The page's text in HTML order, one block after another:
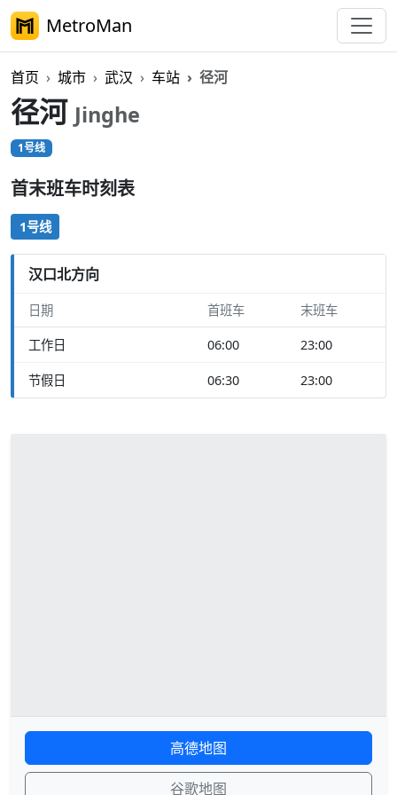
MetroMan
首页 城市 武汉 车站 径河
径河 Jinghe
1号线
首末班车时刻表
1号线
汉口北方向
日期 首班车 末班车
工作日 06:00 23:00
节假日 06:30 23:00
高德地图
谷歌地图